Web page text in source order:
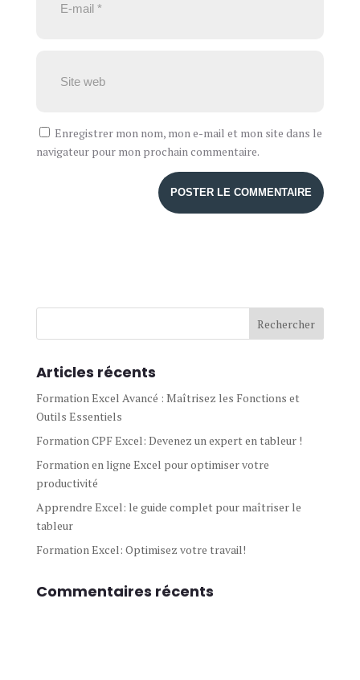
Enregistrer mon nom, mon e-mail et mon site dans le
navigateur pour mon prochain commentaire.
Articles récents
Formation Excel Avancé : Maîtrisez les Fonctions et
Outils Essentiels
Formation CPF Excel: Devenez un expert en tableur !
Formation en ligne Excel pour optimiser votre
productivité
Apprendre Excel: le guide complet pour maîtriser le
tableur
Formation Excel: Optimisez votre travail!
Commentaires récents